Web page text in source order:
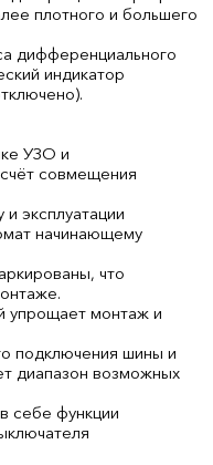
плотного и большего
дифференциального
индикатор
УЗО и
совмещения
эксплуатации
начинающему
что
упрощает монтаж и
подключения шины и
диапазон возможных
себе функции